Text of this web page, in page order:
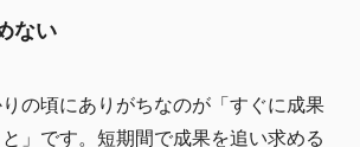
ない
の頃にありがちなのが「すぐに成果
」です。短期間で成果を追い求める